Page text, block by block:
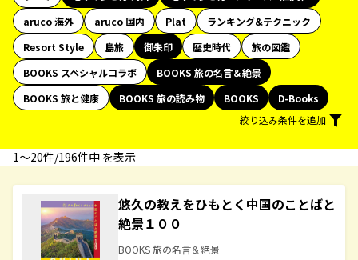
aruco 海外
aruco 国内 Plat
ランキング&テクニック
Resort Style
島旅 御朱印 歴史時代
旅の図鑑
BOOKS スペシャルコラボ
BOOKS 旅の名言＆絶景
BOOKS 旅と健康
BOOKS 旅の読み物 BOOKS
D-Books
絞り込み条件を追加
1〜20件/196件中 を表示
悠久の教えをひもとく中国のことばと
絶景１００
BOOKS 旅の名言＆絶景